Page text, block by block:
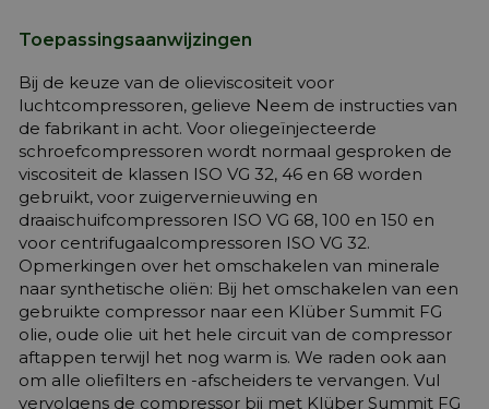
Toepassingsaanwijzingen
Bij de keuze van de olieviscositeit voor
luchtcompressoren, gelieve Neem de instructies van
de fabrikant in acht. Voor oliegeïnjecteerde
schroefcompressoren wordt normaal gesproken de
viscositeit de klassen ISO VG 32, 46 en 68 worden
gebruikt, voor zuigervernieuwing en
draaischuifcompressoren ISO VG 68, 100 en 150 en
voor centrifugaalcompressoren ISO VG 32.
Opmerkingen over het omschakelen van minerale
naar synthetische oliën: Bij het omschakelen van een
gebruikte compressor naar een Klüber Summit FG
olie, oude olie uit het hele circuit van de compressor
aftappen terwijl het nog warm is. We raden ook aan
om alle oliefilters en -afscheiders te vervangen. Vul
vervolgens de compressor bij met Klüber Summit FG